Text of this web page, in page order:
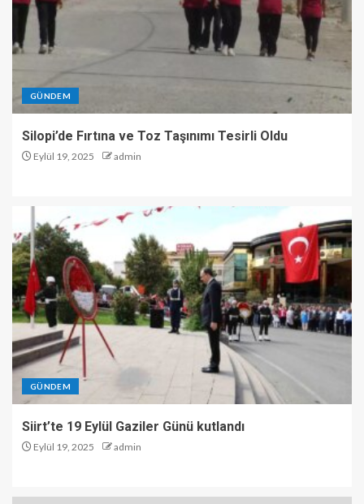
GÜNDEM
Silopi’de Fırtına ve Toz Taşınımı Tesirli Oldu
Eylül 19, 2025 admin
GÜNDEM
Siirt’te 19 Eylül Gaziler Günü kutlandı
Eylül 19, 2025 admin